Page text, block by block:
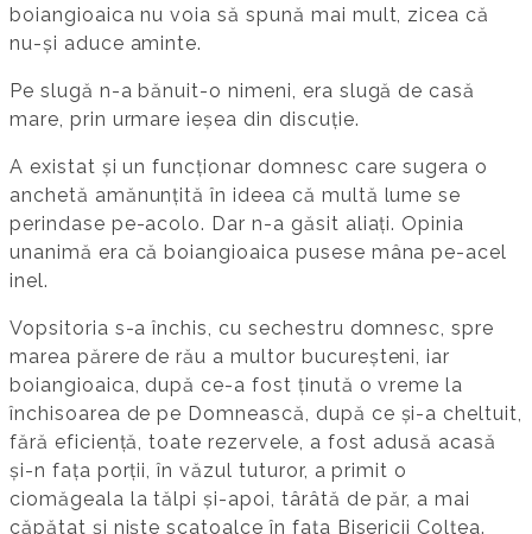
boiangioaica nu voia să spună mai mult, zicea că
nu-și aduce aminte.
Pe slugă n-a bănuit-o nimeni, era slugă de casă
mare, prin urmare ieșea din discuție.
A existat și un funcționar domnesc care sugera o
anchetă amănunțită în ideea că multă lume se
perindase pe-acolo. Dar n-a găsit aliați. Opinia
unanimă era că boiangioaica pusese mâna pe-acel
inel.
Vopsitoria s-a închis, cu sechestru domnesc, spre
marea părere de rău a multor bucureșteni, iar
boiangioaica, după ce-a fost ținută o vreme la
închisoarea de pe Domnească, după ce și-a cheltuit,
fără eficiență, toate rezervele, a fost adusă acasă
și-n fața porții, în văzul tuturor, a primit o
ciomăgeala la tălpi și-apoi, târâtă de păr, a mai
căpătat și niște scatoalce în fața Bisericii Colțea.